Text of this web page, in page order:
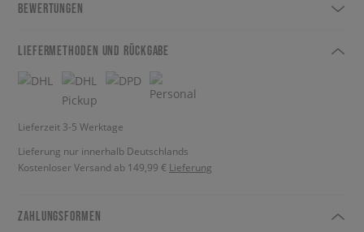
BEWERTUNGEN
LIEFERMETHODEN UND RÜCKGABE
Lieferzeit 3-5 Werktage
Lieferung nur innerhalb Deutschlands
Kostenloser Versand ab 149,99 € Lieferung
ZAHLUNGSFORMEN